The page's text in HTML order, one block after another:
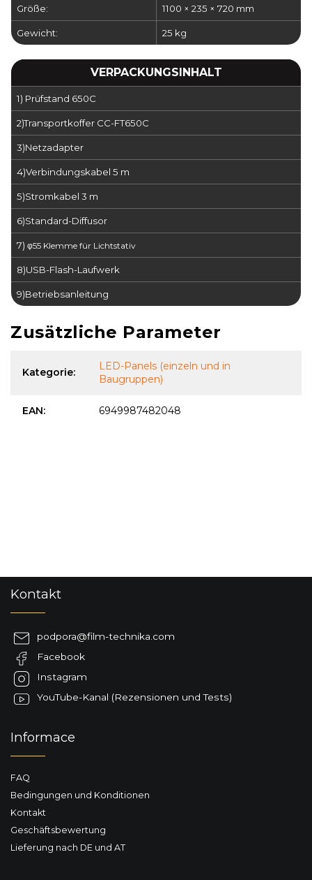
Größe: 1100 × 235 × 720 mm
Gewicht: 25 kg
VERPACKUNGSINHALT
1) Prüfstand 650C
2)Transportkoffer CC-FT650C
3)Netzadapter
4)Verbindungskabel 5 m
5)Stromkabel 3 m
6)Standard-Diffusor
7) φ55 Klemme für Lichtstativ
8)USB-Flash-Laufwerk
9)Betriebsanleitung
Zusätzliche Parameter
Kategorie:
LED-Panels (einzeln und in
Baugruppen)
EAN: 6949987482048
Kontakt
podpora@film-technika.com
Facebook
Instagram
YouTube-Kanal (Rezensionen und Tests)
Informace
FAQ
Bedingungen und Konditionen
Kontakt
Geschäftsbewertung
Lieferung nach DE und AT